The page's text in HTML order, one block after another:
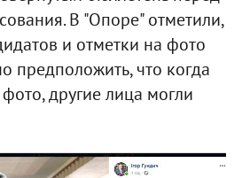
В "Опоре" отметили,
и отметки на фото
предположить, что когда
другие лица могли